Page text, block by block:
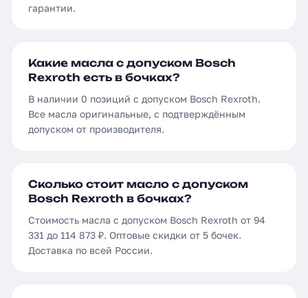
гарантии.
Какие масла с допуском Bosch
Rexroth есть в бочках?
В наличии 0 позиций с допуском Bosch Rexroth.
Все масла оригинальные, с подтверждённым
допуском от производителя.
Сколько стоит масло с допуском
Bosch Rexroth в бочках?
Стоимость масла с допуском Bosch Rexroth от 94
331 до 114 873 ₽. Оптовые скидки от 5 бочек.
Доставка по всей России.